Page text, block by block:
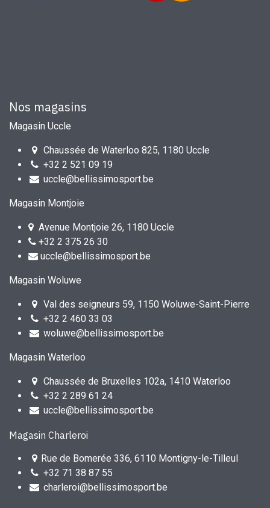
Nos magasins
Magasin Uccle
Chaussée de Waterloo 825, 1180 Uccle
+32 2 521 09 19
uccle@bellissimosport.be
Magasin Montjoie
Avenue Montjoie 26, 1180 Uccle
+32 2 375 26 30
uccle@bellissimosport.be
Magasin Woluwe
Val des seigneurs 59, 1150 Woluwe-Saint-Pierre
+32 2 460 33 03
woluwe@bellissimosport.be
Magasin Waterloo
Chaussée de Bruxelles 102a, 1410 Waterloo
+32 2 289 61 24
uccle@bellissimosport.be
Magasin Charleroi
Rue de Bomerée 336, 6110 Montigny-le-Tilleul
+32 71 38 87 55
charleroi@bellissimosport.be